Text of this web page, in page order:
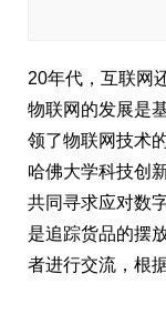
20年代，互联网
物联网的发展是
领了物联网技术
哈佛大学科技创
共同寻求应对数
是追踪货品的摆
者进行交流，根